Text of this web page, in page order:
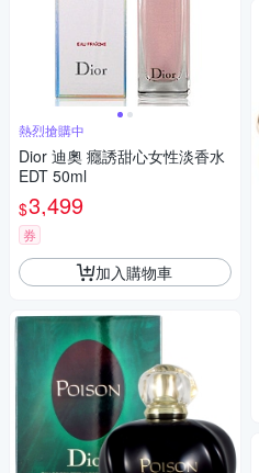
熱烈搶購中
Dior 迪奧 癮誘甜心女性淡香水
EDT 50ml
$3,499
券
加入購物車